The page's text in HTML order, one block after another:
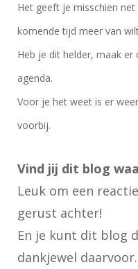
Het geeft je misschien
komende tijd meer van
Heb je dit helder, maak
agenda.
Voor je het weet is er
voorbij.
Vind jij dit blog
Leuk om een
gerust achter!
En je kunt dit blog
dankjewel daarvoor.